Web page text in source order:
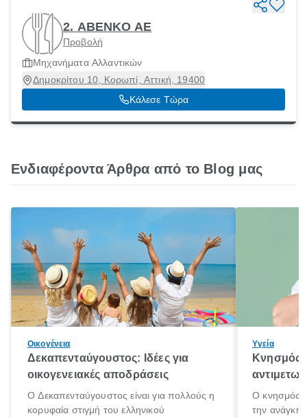
2. ΑΒΕΝΚΟ ΑΕ
Προβολή
Μηχανήματα Αλλαντικών
Δημοκρίτου 10, Κορωπί, Αττική, 19400
Κάλεσε Τώρα
Ενδιαφέροντα Άρθρα από το Blog μας
Οικογένεια
Δεκαπενταύγουστος: Ιδέες για
οικογενειακές αποδράσεις
Ο Δεκαπενταύγουστος είναι για πολλούς η
κορυφαία στιγμή του ελληνικού
Υγεία
Κνησμός:
Ο κνησμός
την ανάγκη